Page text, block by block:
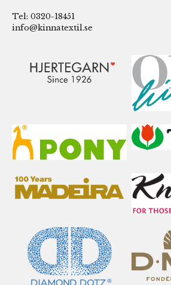
Tel: 0320-18451
info@kinnatextil.se